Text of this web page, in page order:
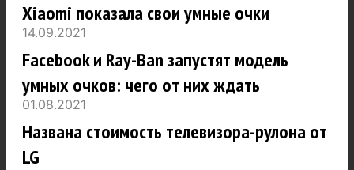
Xiaomi показала свои умные очки
14.09.2021
Facebook и Ray-Ban запустят модель
умных очков: чего от них ждать
01.08.2021
Названа стоимость телевизора-рулона от
LG